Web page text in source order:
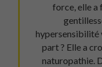
force, elle a
hypersensibilité
part ? Elle a
naturopathie.